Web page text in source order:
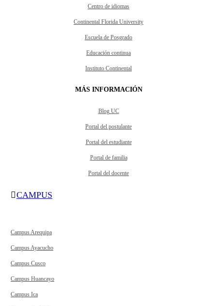
Centro de idiomas
Continental Florida University
Escuela de Posgrado
Educación continua
Instituto Continental
MÁS INFORMACIÓN
Blog UC
Portal del postulante
Portal del estudiante
Portal de familia
Portal del docente
CAMPUS
Campus Arequipa
Campus Ayacucho
Campus Cusco
Campus Huancayo
Campus Ica